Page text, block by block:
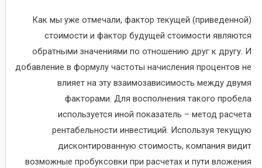
Как мы уже отмечали, фактор текущей (приведенной)
стоимости и фактор будущей стоимости являются
обратными значениями по отношению друг к другу. И
добавление в формулу частоты начисления процентов не
влияет на эту взаимозависимость между двумя
факторами. Для восполнения такого пробела
используется иной показатель – метод расчета
рентабельности инвестиций. Используя текущую
дисконтированную стоимость, компания видит
возможные пробуксовки при расчетах и пути вложения